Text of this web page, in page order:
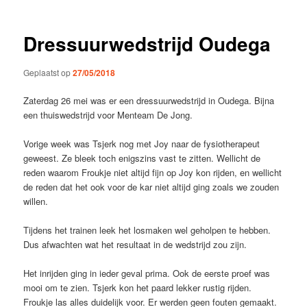
Dressuurwedstrijd Oudega
Geplaatst op27/05/2018
Zaterdag 26 mei was er een dressuurwedstrijd in Oudega. Bijna
een thuiswedstrijd voor Menteam De Jong.
Vorige week was Tsjerk nog met Joy naar de fysiotherapeut
geweest. Ze bleek toch enigszins vast te zitten. Wellicht de
reden waarom Froukje niet altijd fijn op Joy kon rijden, en wellicht
de reden dat het ook voor de kar niet altijd ging zoals we zouden
willen.
Tijdens het trainen leek het losmaken wel geholpen te hebben.
Dus afwachten wat het resultaat in de wedstrijd zou zijn.
Het inrijden ging in ieder geval prima. Ook de eerste proef was
mooi om te zien. Tsjerk kon het paard lekker rustig rijden.
Froukje las alles duidelijk voor. Er werden geen fouten gemaakt.